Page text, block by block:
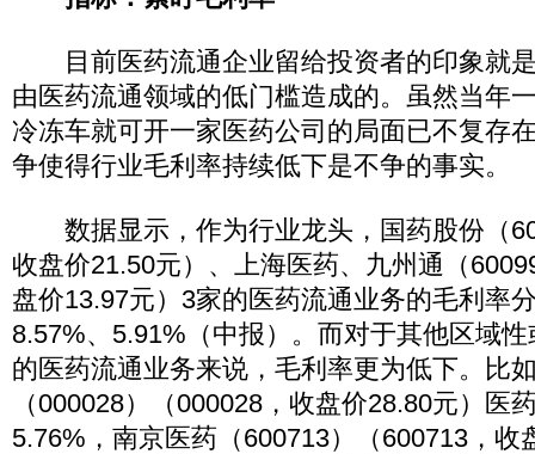
目前医药流通企业留给投资者的印象就
由医药流通领域的低门槛造成的。虽然当年
冷冻车就可开一家医药公司的局面已不复存
争使得行业毛利率持续低下是不争的事实。
数据显示，作为行业龙头，国药股份（
收盘价21.50元）、上海医药、九州通（
盘价13.97元）3家的医药流通业务的毛利率
8.57%、5.91%（中报）。而对于其他区域
的医药流通业务来说，毛利率更为低下。比
（000028）（000028，收盘价28.80元）医
5.76%，南京医药（600713）（600713，收